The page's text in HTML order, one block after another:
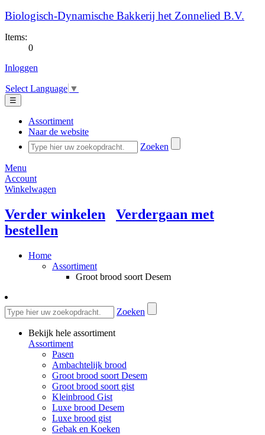
Biologisch-Dynamische Bakkerij het Zonnelied B.V.
Items:
0
Inloggen
Select Language ▼
☰
Assortiment
Naar de website
Zoeken
Menu
Account
Winkelwagen
Verder winkelen
Verdergaan met
bestellen
Home
Assortiment
Groot brood soort Desem
Zoeken
Bekijk hele assortiment
Assortiment
Pasen
Ambachtelijk brood
Groot brood soort Desem
Groot brood soort gist
Kleinbrood Gist
Luxe brood Desem
Luxe brood gist
Gebak en Koeken